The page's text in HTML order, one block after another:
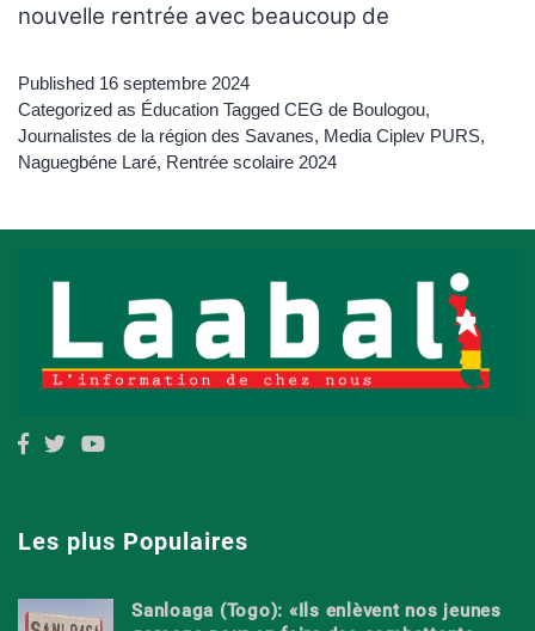
nouvelle rentrée avec beaucoup de
Published 16 septembre 2024
Categorized as Éducation Tagged CEG de Boulogou,
Journalistes de la région des Savanes, Media Ciplev PURS,
Naguegbéne Laré, Rentrée scolaire 2024
Les plus Populaires
Sanloaga (Togo): «Ils enlèvent nos jeunes